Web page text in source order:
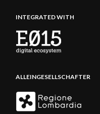
INTEGRATED WITH
ALLEINGESELLSCHAFTER